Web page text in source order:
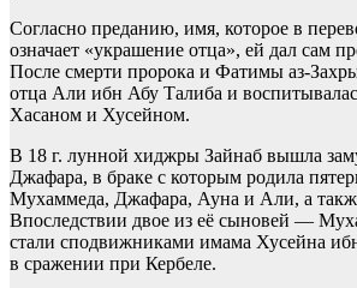
Согласно преданию, имя, которое в
означает «украшение отца», ей дал сам
После смерти пророка и Фатимы аз-
отца Али ибн Абу Талиба и
Хасаном и Хусейном.
В 18 г. лунной хиджры Зайнаб вышла
Джафара, в браке с которым родила
Мухаммеда, Джафара, Ауна и Али, а
Впоследствии двое из её сыновей —
стали сподвижниками имама Хусейна
в сражении при Кербеле.